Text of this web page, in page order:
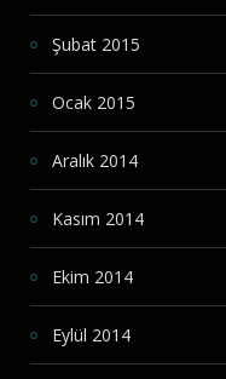
Şubat 2015
Ocak 2015
Aralık 2014
Kasım 2014
Ekim 2014
Eylül 2014